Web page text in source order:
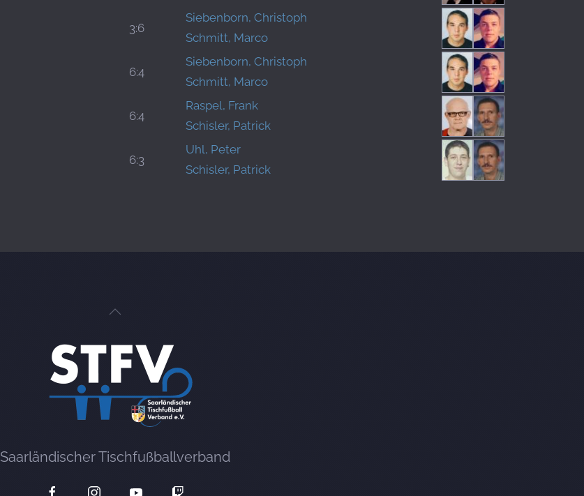
3:6
Siebenborn, Christoph
Schmitt, Marco
6:4
Siebenborn, Christoph
Schmitt, Marco
6:4
Raspel, Frank
Schisler, Patrick
6:3
Uhl, Peter
Schisler, Patrick
Saarländischer Tischfußballverband